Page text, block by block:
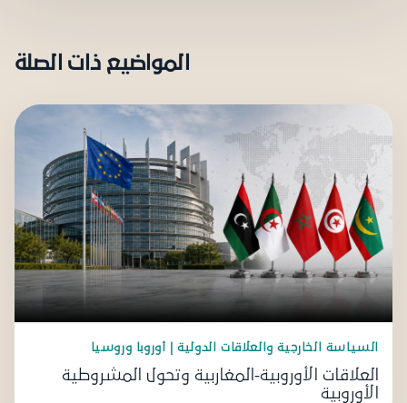
المواضيع ذات الصلة
السياسة الخارجية والعلاقات الدولية | أوروبا وروسيا
العلاقات الأوروبية-المغاربية وتحول المشروطية
الأوروبية